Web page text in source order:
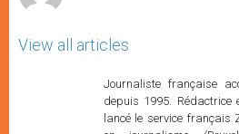
View all articles
Journaliste française
depuis 1995. Rédactrice
lancé le service français